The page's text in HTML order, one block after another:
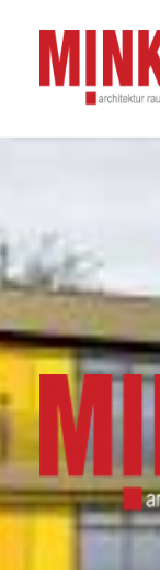
PHILOSOPHIE
TEAM
KUNDENSTIMMEN
KONTAKT
DATENSCHUTZ
IMPRESSUM